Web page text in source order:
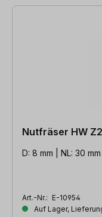
Nutfräser HW
D: 8 mm | NL: 30
Art.-Nr.: E-10954
Auf Lager,